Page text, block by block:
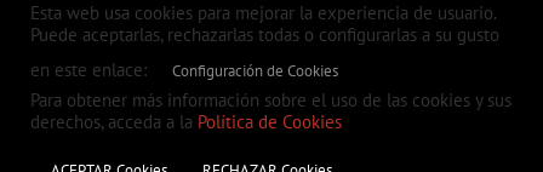
Política de privacidad
Aviso legal
Política de Cookies
Contacto
Esta web usa cookies para mejorar la experiencia de usuario.
Puede aceptarlas, rechazarlas todas o configurarlas a su gusto
en este enlace:
Configuración de Cookies
Para obtener más información sobre el uso de las cookies y sus
derechos, acceda a la Política de Cookies